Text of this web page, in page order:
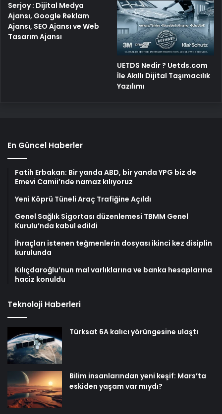
Serjoy : Dijital Medya
Ajansı, Google Reklam
Ajansı, SEO Ajansı ve Web
Tasarım Ajansı
UETDS Nedir ? Uetds.com
İle Akıllı Dijital Taşımacılık
Yazılımı
En Güncel Haberler
Fatih Erbakan: Bir yanda ABD, bir yanda YPG biz de
Emevi Camii’nde namaz kılıyoruz
Yeni Köprü Tüneli Araç Trafiğine Açıldı
Genel Sağlık Sigortası düzenlemesi TBMM Genel
Kurulu’nda kabul edildi
İhraçları istenen teğmenlerin dosyası ikinci kez disiplin
kurulunda
Kılıçdaroğlu’nun mal varlıklarına ve banka hesaplarına
haciz konuldu
Teknoloji Haberleri
Türksat 6A kalıcı yörüngesine ulaştı
Bilim insanlarından yeni keşif: Mars’ta
eskiden yaşam var mıydı?